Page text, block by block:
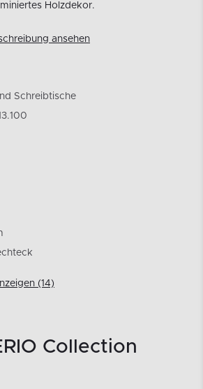
Holzdekor.
ansehen
Schreibtische
(14)
Collection